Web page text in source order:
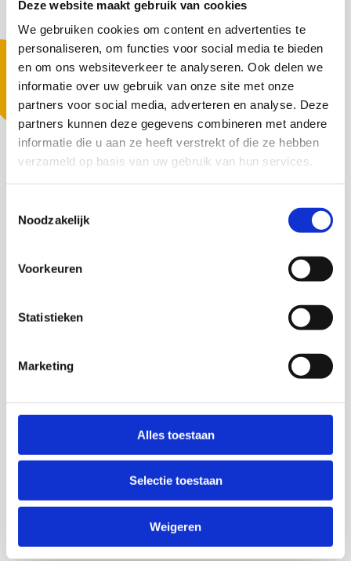
Deze website maakt gebruik van cookies
We gebruiken cookies om content en advertenties te
personaliseren, om functies voor social media te bieden
en om ons websiteverkeer te analyseren. Ook delen we
informatie over uw gebruik van onze site met onze
partners voor social media, adverteren en analyse. Deze
partners kunnen deze gegevens combineren met andere
informatie die u aan ze heeft verstrekt of die ze hebben
verzameld op basis van uw gebruik van hun services.
Noodzakelijk
Voorkeuren
Statistieken
Marketing
Alles toestaan
Selectie toestaan
Weigeren
Dus, daar heb je het! Deze vijf essentiële tips zijn je startpunt om je
zelf, is er geen vast pad naar succes. De weg kan bochtig zijn, vol
met onverwachte wendingen en verrassingen. Maar dat is juist het